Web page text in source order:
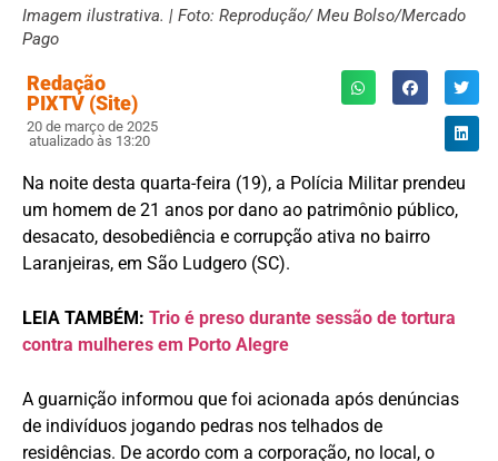
Imagem ilustrativa. | Foto: Reprodução/ Meu Bolso/Mercado
Pago
Redação
PIXTV (Site)
20 de março de 2025
atualizado às 13:20
Na noite desta quarta-feira (19), a Polícia Militar prendeu
um homem de 21 anos por dano ao patrimônio público,
desacato, desobediência e corrupção ativa no bairro
Laranjeiras, em São Ludgero (SC).
LEIA TAMBÉM: Trio é preso durante sessão de tortura
contra mulheres em Porto Alegre
A guarnição informou que foi acionada após denúncias
de indivíduos jogando pedras nos telhados de
residências. De acordo com a corporação, no local, o